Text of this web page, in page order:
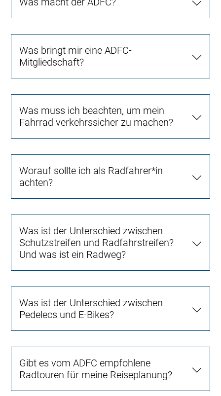
Was bringt mir eine ADFC-
Mitgliedschaft?
Was muss ich beachten, um mein
Fahrrad verkehrssicher zu machen?
Worauf sollte ich als Radfahrer*in
achten?
Was ist der Unterschied zwischen
Schutzstreifen und Radfahrstreifen?
Und was ist ein Radweg?
Was ist der Unterschied zwischen
Pedelecs und E-Bikes?
Gibt es vom ADFC empfohlene
Radtouren für meine Reiseplanung?